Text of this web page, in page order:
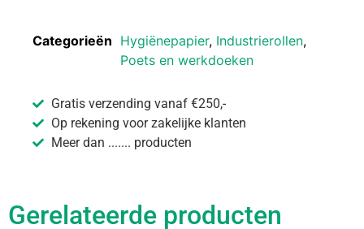
Categorieën Hygiënepapier, Industrierollen,
Poets en werkdoeken
Gratis verzending vanaf €250,-
Op rekening voor zakelijke klanten
Meer dan ....... producten
Gerelateerde producten